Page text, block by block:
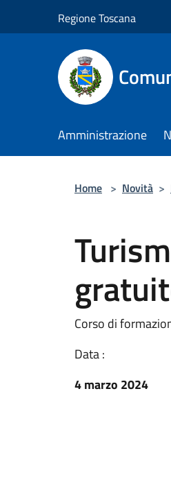
Regione Toscana
Amministrazione
Home > Novità >
Corso di
Data :
4 marzo 2024